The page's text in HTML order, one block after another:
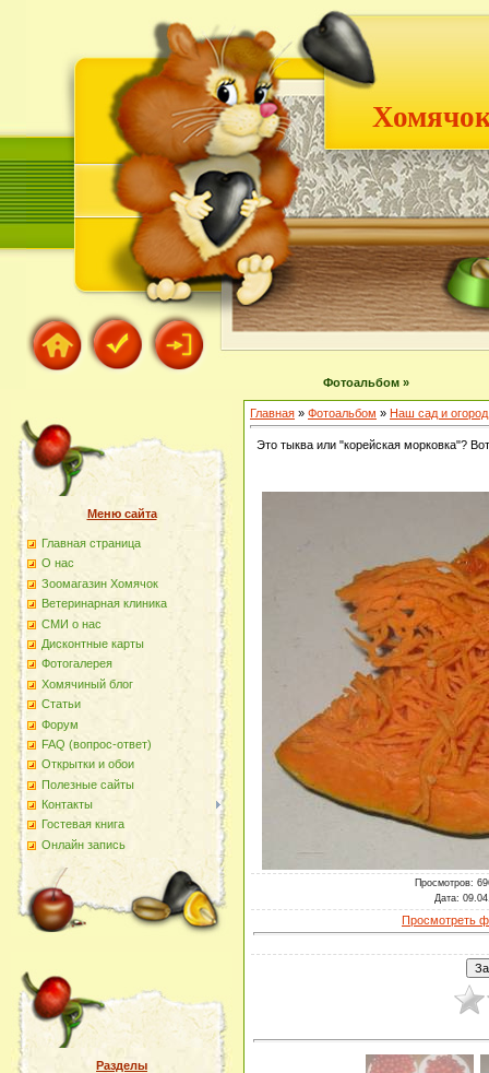
Фотоальбом »
Меню сайта
Главная страница
О наc
Зоомагазин Хомячок
Ветеринарная клиника
СМИ о нас
Дисконтные карты
Фотогалерея
Хомячиный блог
Статьи
Форум
FAQ (вопрос-ответ)
Открытки и обои
Полезные сайты
Контакты
Гостевая книга
Онлайн запись
Разделы
Главная » Фотоальбом » Наш сад и огород
Это тыква или "корейская морковка"?
Просмотров:
Дата:
Просмотреть